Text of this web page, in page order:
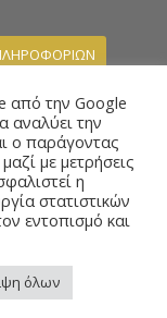
–
Reserved.
από την Google
αναλύει την
ο παράγοντας
με μετρήσεις
η
στατιστικών
εντοπισμό και
όλων